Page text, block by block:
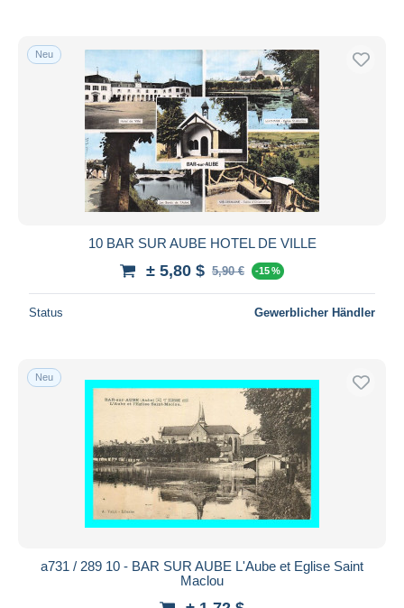
Neu
10 BAR SUR AUBE HOTEL DE VILLE
± 5,80 $ 5,90 € -15 %
Status Gewerblicher Händler
Neu
a731 / 289 10 - BAR SUR AUBE L'Aube et Eglise Saint
Maclou